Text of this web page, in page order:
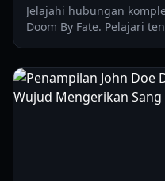
Jelajahi hubungan
Doom By Fate. Pelajari